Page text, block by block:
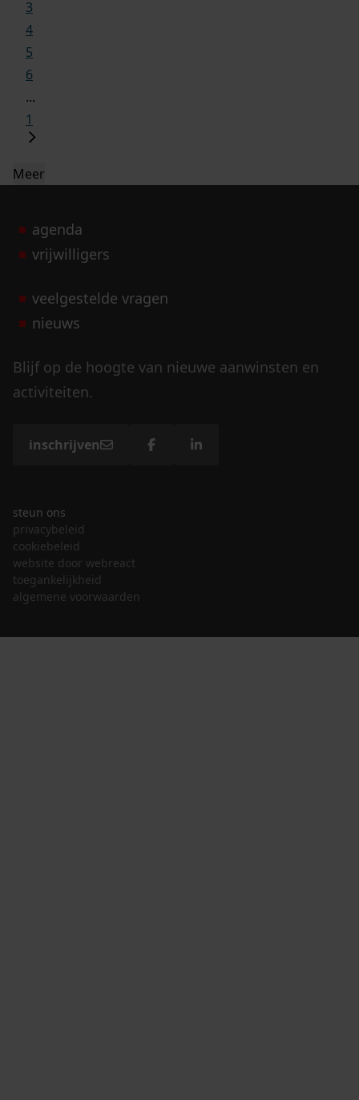
3
4
5
6
...
1
Meer
agenda
vrijwilligers
veelgestelde vragen
nieuws
Blijf op de hoogte van nieuwe aanwinsten en
activiteiten.
inschrijven
steun ons
privacybeleid
cookiebeleid
website door webreact
toegankelijkheid
algemene voorwaarden